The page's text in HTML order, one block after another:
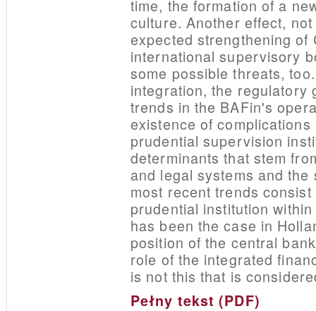
time, the formation of a
culture. Another effect,
expected strengthening
international supervisory
some possible threats,
integration, the regulatory
trends in the BAFin's
existence of
prudential supervision
determinants that stem
and legal systems and
most recent trends
prudential institution
has been the case in
position of the central
role of the integrated
is not this that is
Pełny tekst (PDF)